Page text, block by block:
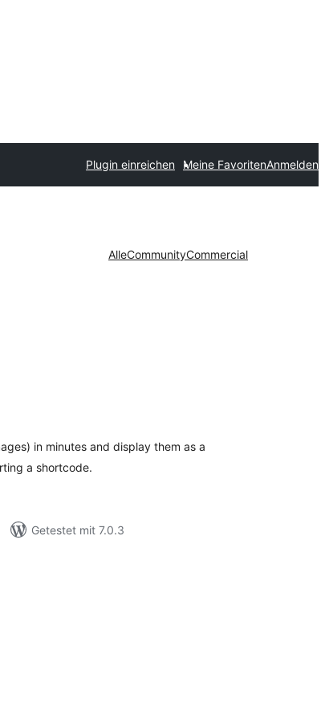
Plugin einreichen Meine FavoritenAnmelden
AlleCommunityCommercial
in minutes and display them as a
a shortcode.
Getestet mit 7.0.3